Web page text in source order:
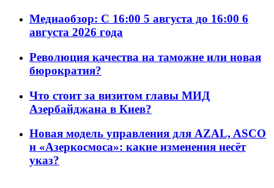
Медиаобзор: С 16:00 5 августа до 16:00 6
августа 2026 года
Революция качества на таможне или новая
бюрократия?
Что стоит за визитом главы МИД
Азербайджана в Киев?
Новая модель управления для AZAL, ASCO
и «Азеркосмоса»: какие изменения несёт
указ?